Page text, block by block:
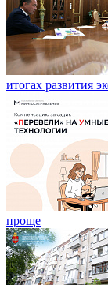
итогах развития
проще